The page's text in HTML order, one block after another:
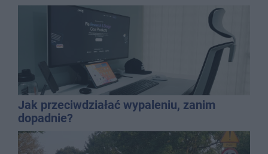
Jak przeciwdziałać wypaleniu, zanim
dopadnie?